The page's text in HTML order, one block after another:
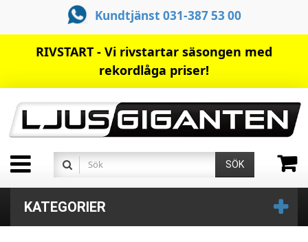
Kundtjänst 031-387 53 00
RIVSTART - Vi rivstartar säsongen med
rekordlåga priser!
SÖK
KATEGORIER